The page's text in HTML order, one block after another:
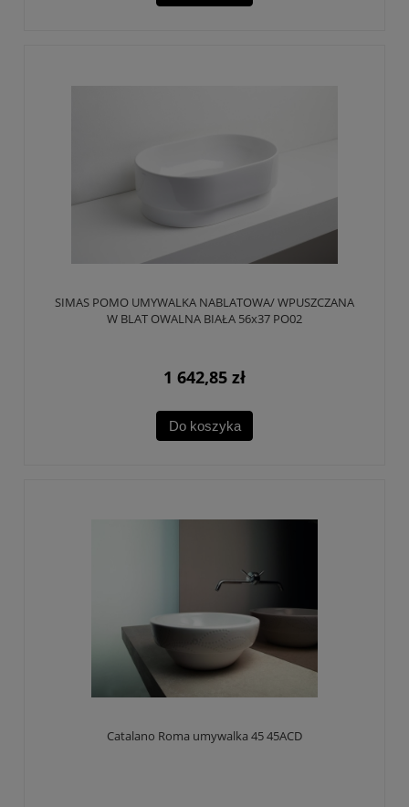
SIMAS POMO UMYWALKA NABLATOWA/ WPUSZCZANA
W BLAT OWALNA BIAŁA 56x37 PO02
1 642,85 zł
Do koszyka
Catalano Roma umywalka 45 45ACD